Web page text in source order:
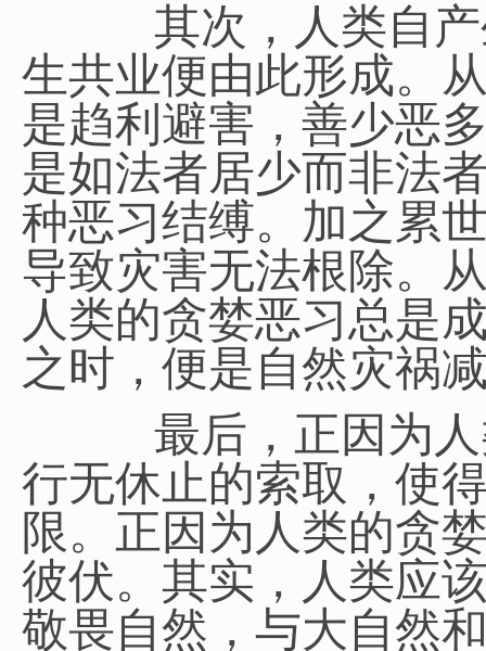
其次，人类自产
生共业便由此形成。
是趋利避害，善少恶
是如法者居少而非法
种恶习结缚。加之累
导致灾害无法根除。
人类的贪婪恶习总是
之时，便是自然灾祸
最后，正因为人
行无休止的索取，使
限。正因为人类的贪
彼伏。其实，人类应
敬畏自然，与大自然